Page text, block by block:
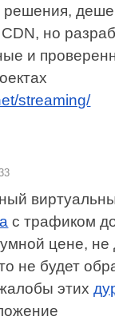
решения,
но
и
streaming/
с трафиком
цене,
не будет
этих